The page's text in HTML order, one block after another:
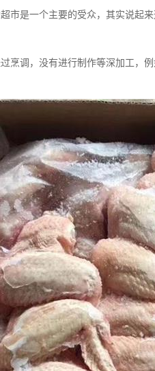
市是一个主要的受众，其实说起
烹调，没有进行制作等深加工，